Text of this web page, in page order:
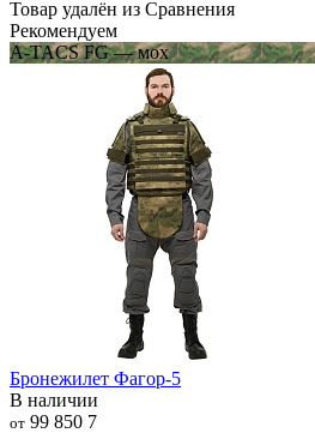
Товар удалён из Сравнения
Рекомендуем
A-TACS FG — мох
Бронежилет Фагор-5
В наличии
от 99 850 7